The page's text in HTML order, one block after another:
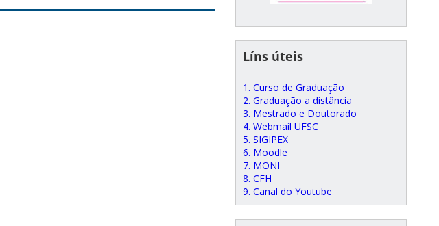
Líns úteis
1. Curso de Graduação
2. Graduação a distância
3. Mestrado e Doutorado
4. Webmail UFSC
5. SIGIPEX
6. Moodle
7. MONI
8. CFH
9. Canal do Youtube